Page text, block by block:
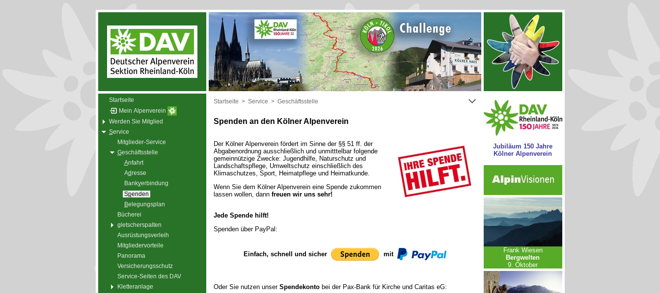
Startseite
Mein Alpenverein
Werden Sie Mitglied
Service
Mitglieder-Service
Geschäftsstelle
Anfahrt
Adresse
Bankverbindung
Spenden
Belegungsplan
Bücherei
gletscherspalten
Ausrüstungsverleih
Mitgliedervorteile
Panorama
Versicherungsschutz
Service-Seiten des DAV
Kletteranlage
Startseite > Service > Geschäftsstelle
Spenden an den Kölner Alpenverein
Der Kölner Alpenverein fördert im Sinne der §§ 51 ff. der
Abgabenordnung ausschließlich und unmitttelbar folgende
gemeinnützige Zwecke: Jugendhilfe, Naturschutz und
Landschaftspflege, Umweltschutz einschließlich des
Klimaschutzes, Sport, Heimatpflege und Heimatkunde.
Wenn Sie dem Kölner Alpenverein eine Spende zukommen
lassen wollen, dann freuen wir uns sehr!
Jede Spende hilft!
Spenden über PayPal:
Einfach, schnell und sicher mit
Oder Sie nutzen unser Spendekontobei der Pax-Bank für Kirche und Caritas eG:
Jubiläum 150 Jahre
Kölner Alpenverein
Frank Wiesen
Bergwelten
9. Oktober